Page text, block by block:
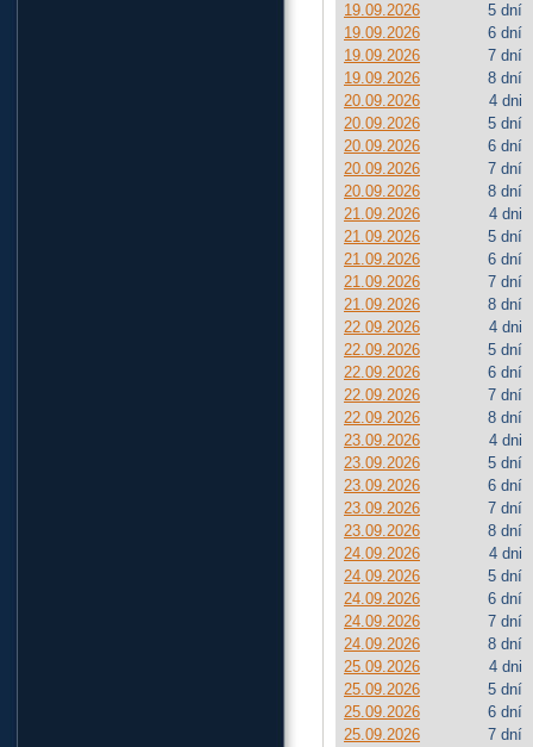
19.09.2026
5 dní
19.09.2026
6 dní
19.09.2026
7 dní
19.09.2026
8 dní
20.09.2026
4 dni
20.09.2026
5 dní
20.09.2026
6 dní
20.09.2026
7 dní
20.09.2026
8 dní
21.09.2026
4 dni
21.09.2026
5 dní
21.09.2026
6 dní
21.09.2026
7 dní
21.09.2026
8 dní
22.09.2026
4 dni
22.09.2026
5 dní
22.09.2026
6 dní
22.09.2026
7 dní
22.09.2026
8 dní
23.09.2026
4 dni
23.09.2026
5 dní
23.09.2026
6 dní
23.09.2026
7 dní
23.09.2026
8 dní
24.09.2026
4 dni
24.09.2026
5 dní
24.09.2026
6 dní
24.09.2026
7 dní
24.09.2026
8 dní
25.09.2026
4 dni
25.09.2026
5 dní
25.09.2026
6 dní
25.09.2026
7 dní